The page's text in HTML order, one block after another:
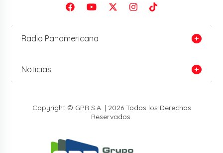
Radio Panamericana
Noticias
Copyright © GPR S.A. | 2026 Todos los Derechos
Reservados.